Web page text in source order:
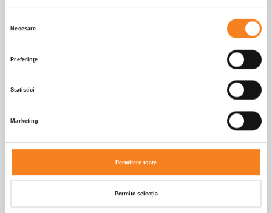
Necesare
Preferinţe
Statistici
Marketing
Permitere toate
Permite selecția
Frane fata
CAROSERIE
Mixer
Info caroserie
LIEBHERR
CABINA